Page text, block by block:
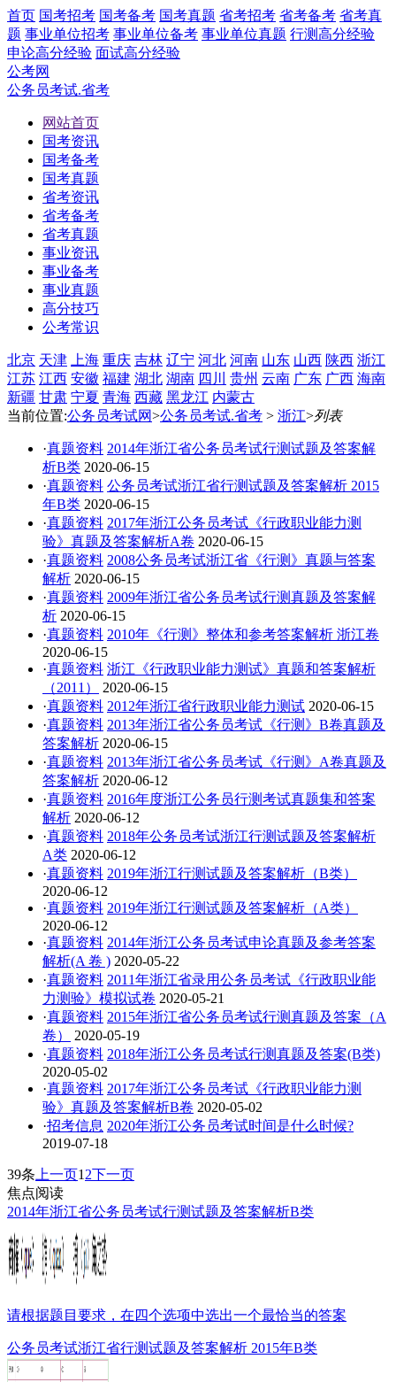
首页 国考招考 国考备考 国考真题 省考招考 省考备考 省考真
题 事业单位招考 事业单位备考 事业单位真题 行测高分经验
申论高分经验 面试高分经验
公考网
公务员考试.省考
网站首页
国考资讯
国考备考
国考真题
省考资讯
省考备考
省考真题
事业资讯
事业备考
事业真题
高分技巧
公考常识
北京 天津 上海 重庆 吉林 辽宁 河北 河南 山东 山西 陕西 浙江
江苏 江西 安徽 福建 湖北 湖南 四川 贵州 云南 广东 广西 海南
新疆 甘肃 宁夏 青海 西藏 黑龙江 内蒙古
当前位置:公务员考试网>公务员考试.省考 > 浙江>列表
·真题资料 2014年浙江省公务员考试行测试题及答案解
析B类 2020-06-15
·真题资料 公务员考试浙江省行测试题及答案解析 2015
年B类 2020-06-15
·真题资料 2017年浙江公务员考试《行政职业能力测
验》真题及答案解析A卷 2020-06-15
·真题资料 2008公务员考试浙江省《行测》真题与答案
解析 2020-06-15
·真题资料 2009年浙江省公务员考试行测真题及答案解
析 2020-06-15
·真题资料 2010年《行测》整体和参考答案解析 浙江卷
2020-06-15
·真题资料 浙江《行政职业能力测试》真题和答案解析
（2011）
2020-06-15
·真题资料 2012年浙江省行政职业能力测试 2020-06-15
·真题资料 2013年浙江省公务员考试《行测》B卷真题及
答案解析 2020-06-15
·真题资料 2013年浙江省公务员考试《行测》A卷真题及
答案解析 2020-06-12
·真题资料 2016年度浙江公务员行测考试真题集和答案
解析 2020-06-12
·真题资料 2018年公务员考试浙江行测试题及答案解析
A类 2020-06-12
·真题资料 2019年浙江行测试题及答案解析（B类）
2020-06-12
·真题资料 2019年浙江行测试题及答案解析（A类）
2020-06-12
·真题资料 2014年浙江公务员考试申论真题及参考答案
解析(A 卷 ) 2020-05-22
·真题资料 2011年浙江省录用公务员考试《行政职业能
力测验》模拟试卷 2020-05-21
·真题资料 2015年浙江省公务员考试行测真题及答案（A
卷）
2020-05-19
·真题资料 2018年浙江公务员考试行测真题及答案(B类)
2020-05-02
·真题资料 2017年浙江公务员考试《行政职业能力测
验》真题及答案解析B卷 2020-05-02
·招考信息 2020年浙江公务员考试时间是什么时候?
2019-07-18
39条 上一页1 2下一页
焦点阅读
2014年浙江省公务员考试行测试题及答案解析B类
请根据题目要求，在四个选项中选出一个最恰当的答案
公务员考试浙江省行测试题及答案解析 2015年B类